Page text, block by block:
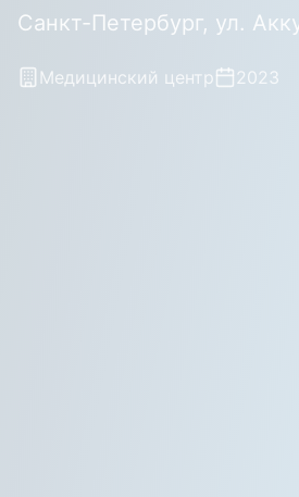
Санкт-Петербург, ул.
Медицинский центр 2023